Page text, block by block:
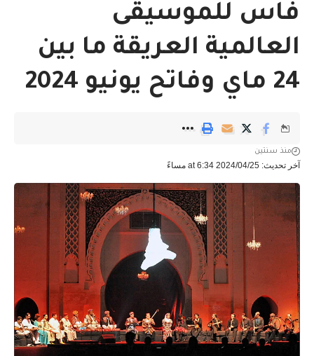
فاس للموسيقى
العالمية العريقة ما بين
24 ماي وفاتح يونيو 2024
آخر تحديث: 2024/04/25 at 6:34 مساءً
منذ سنتين